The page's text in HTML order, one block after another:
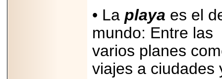
• La playa es el
mundo: Entre las
varios planes
viajes a ciudades